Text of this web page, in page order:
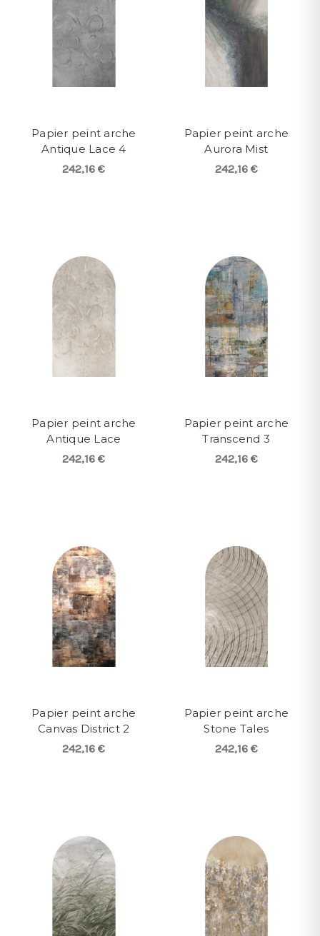
Papier peint arche
Antique Lace 4
242,16 €
Papier peint arche
Aurora Mist
242,16 €
Papier peint arche
Antique Lace
242,16 €
Papier peint arche
Transcend 3
242,16 €
Papier peint arche
Canvas District 2
242,16 €
Papier peint arche
Stone Tales
242,16 €